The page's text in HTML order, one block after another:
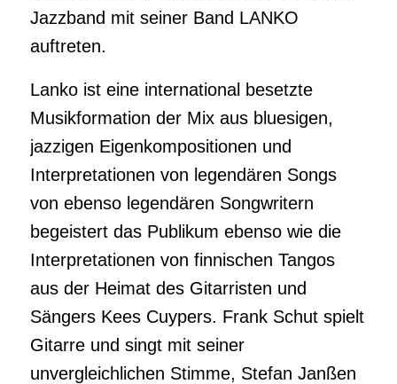
Jazzband mit seiner Band LANKO
auftreten.
Lanko ist eine international besetzte
Musikformation der Mix aus bluesigen,
jazzigen Eigenkompositionen und
Interpretationen von legendären Songs
von ebenso legendären Songwritern
begeistert das Publikum ebenso wie die
Interpretationen von finnischen Tangos
aus der Heimat des Gitarristen und
Sängers Kees Cuypers. Frank Schut spielt
Gitarre und singt mit seiner
unvergleichlichen Stimme, Stefan Janßen